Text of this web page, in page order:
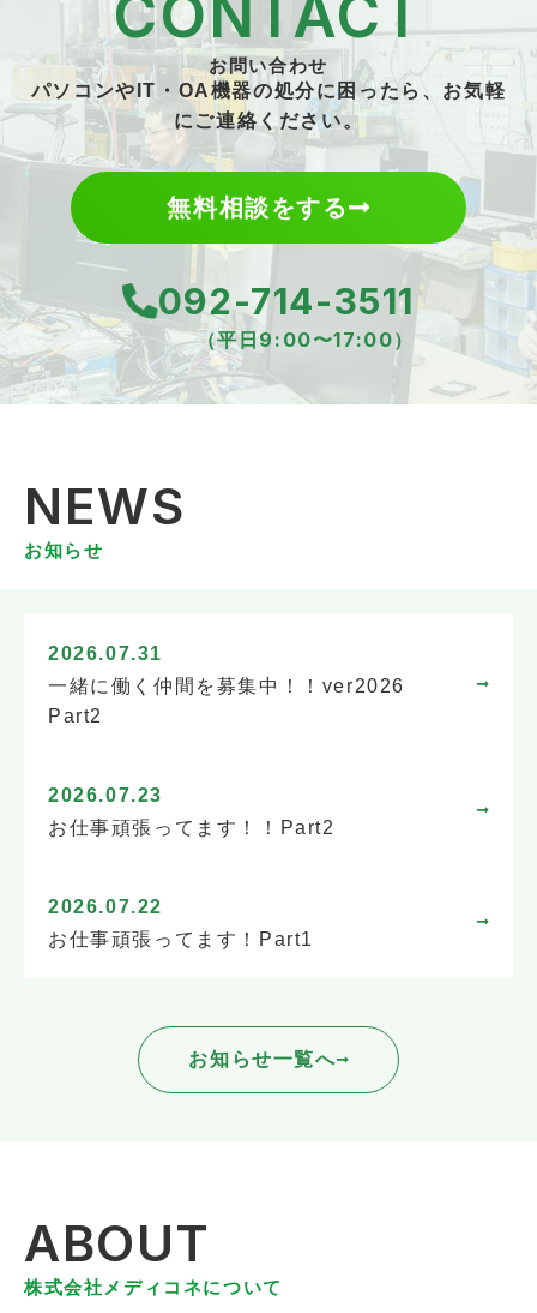
CONTACT
お問い合わせ
パソコンやIT・OA機器の処分に困ったら、お気軽
にご連絡ください。
無料相談をする
092-714-3511
（平日9:00〜17:00）
NEWS
お知らせ
2026.07.31
一緒に働く仲間を募集中！！ver2026
Part2
2026.07.23
お仕事頑張ってます！！Part2
2026.07.22
お仕事頑張ってます！Part1
お知らせ一覧へ
ABOUT
株式会社メディコネについて